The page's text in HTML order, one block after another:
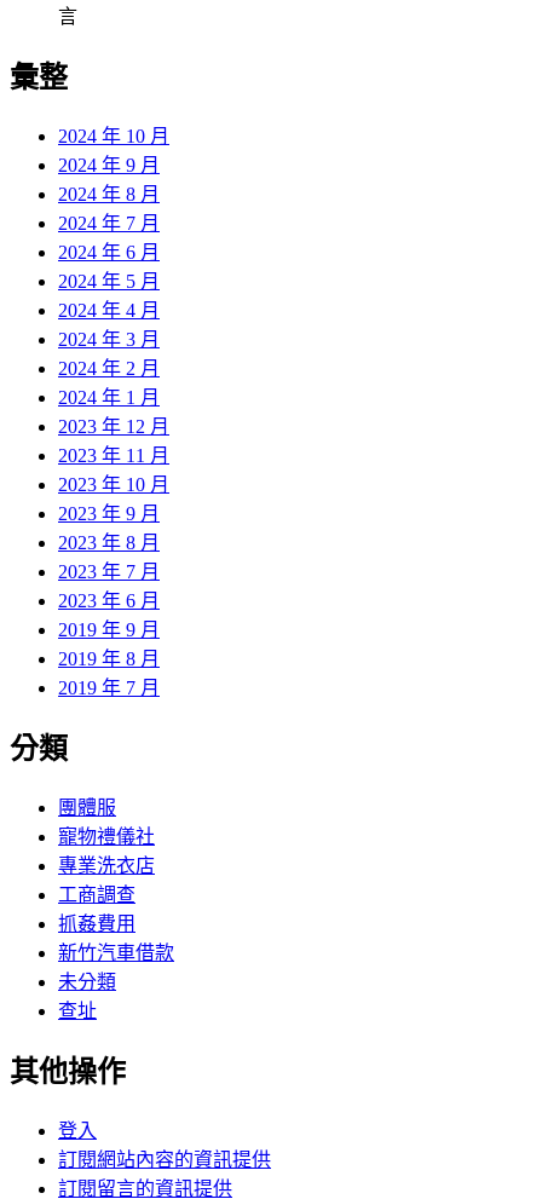
言
彙整
2024 年 10 月
2024 年 9 月
2024 年 8 月
2024 年 7 月
2024 年 6 月
2024 年 5 月
2024 年 4 月
2024 年 3 月
2024 年 2 月
2024 年 1 月
2023 年 12 月
2023 年 11 月
2023 年 10 月
2023 年 9 月
2023 年 8 月
2023 年 7 月
2023 年 6 月
2019 年 9 月
2019 年 8 月
2019 年 7 月
分類
團體服
寵物禮儀社
專業洗衣店
工商調查
抓姦費用
新竹汽車借款
未分類
查址
其他操作
登入
訂閱網站內容的資訊提供
訂閱留言的資訊提供